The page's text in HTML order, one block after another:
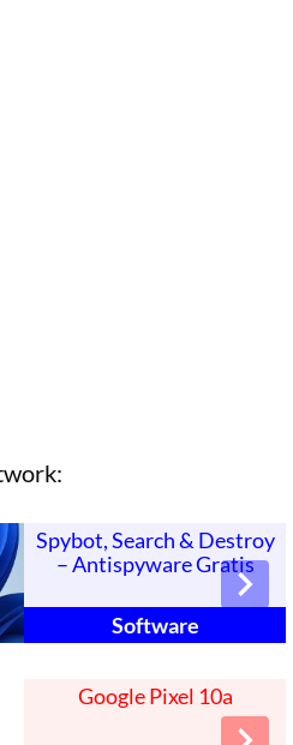
Spybot, Search & Destroy
– Antispyware Gratis
Software
Google Pixel 10a